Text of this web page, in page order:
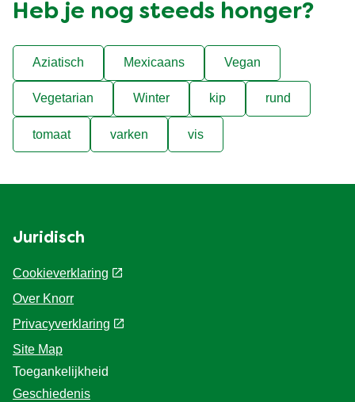
Heb je nog steeds honger?
Aziatisch Mexicaans Vegan
Vegetarian Winter kip rund
tomaat varken vis
Juridisch
Cookieverklaring
Over Knorr
Privacyverklaring
Site Map
Toegankelijkheid
Geschiedenis